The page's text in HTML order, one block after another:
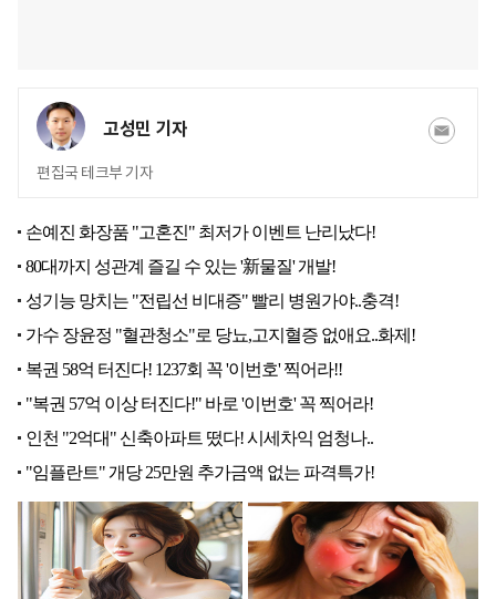
고성민 기자
편집국 테크부 기자